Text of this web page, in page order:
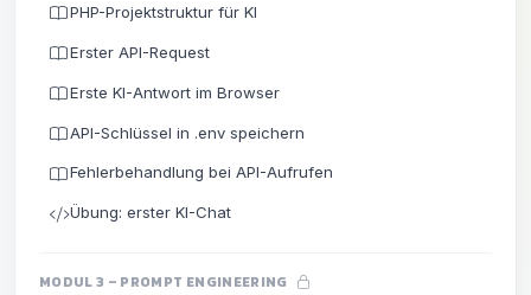
PHP-Projektstruktur für KI
Erster API-Request
Erste KI-Antwort im Browser
API-Schlüssel in .env speichern
Fehlerbehandlung bei API-Aufrufen
Übung: erster KI-Chat
MODUL 3 – PROMPT ENGINEERING